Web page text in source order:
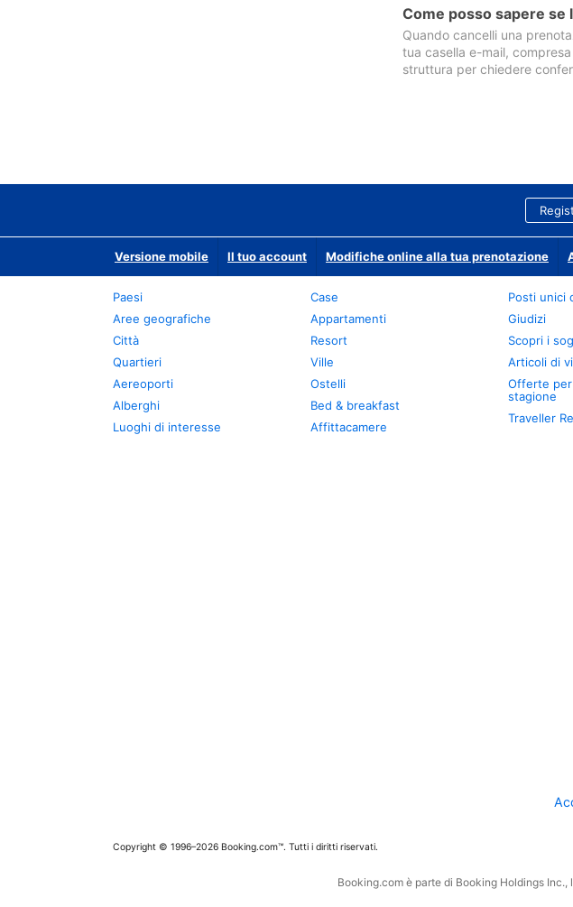
Come posso sapere se
Quando cancelli una
tua casella e-mail,
struttura per chiedere
Versione mobile Il tuo account Modifiche online alla tua prenotazione
Paesi
Aree geografiche
Città
Quartieri
Aereoporti
Alberghi
Luoghi di interesse
Case
Appartamenti
Resort
Ville
Ostelli
Bed & breakfast
Affittacamere
Posti unici
Giudizi
Scopri i
Articoli di
Offerte
stagione
Traveller
Copyright © 1996–2026 Booking.com™. Tutti i diritti riservati.
Booking.com è parte di Booking Holdings